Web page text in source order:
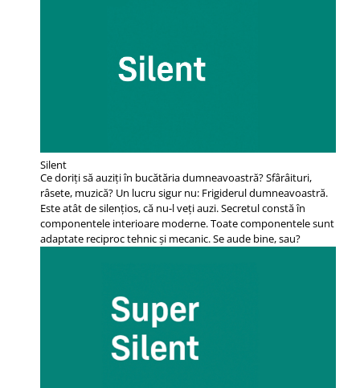
Silent
Ce doriţi să auziţi în bucătăria dumneavoastră? Sfârâituri,
râsete, muzică? Un lucru sigur nu: Frigiderul dumneavoastră.
Este atât de silenţios, că nu-l veţi auzi. Secretul constă în
componentele interioare moderne. Toate componentele sunt
adaptate reciproc tehnic şi mecanic. Se aude bine, sau?